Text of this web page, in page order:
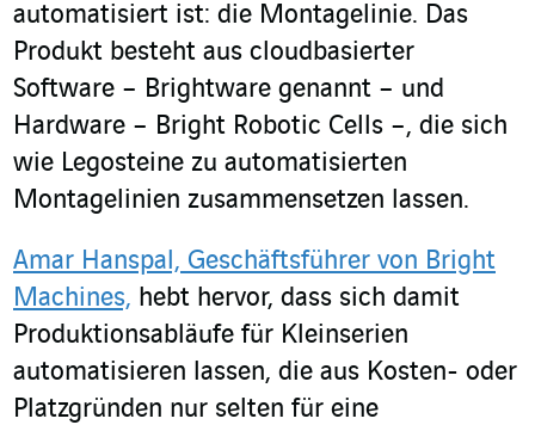
automatisiert ist: die Montagelinie. Das
Produkt besteht aus cloudbasierter
Software – Brightware genannt – und
Hardware – Bright Robotic Cells –, die sich
wie Legosteine zu automatisierten
Montagelinien zusammensetzen lassen.
Amar Hanspal, Geschäftsführer von Bright
Machines, hebt hervor, dass sich damit
Produktionsabläufe für Kleinserien
automatisieren lassen, die aus Kosten- oder
Platzgründen nur selten für eine